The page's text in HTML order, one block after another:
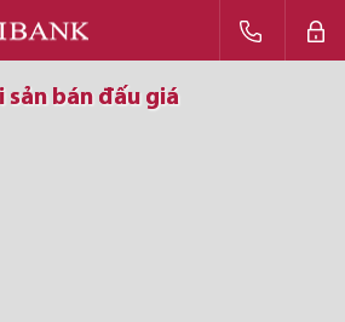
sản bán đấu giá
sản bán đấu giá
sản bán đấu giá